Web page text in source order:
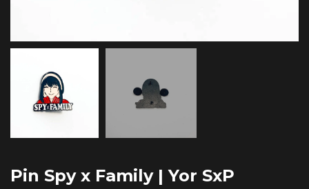
Pin Spy x Family | Yor SxP